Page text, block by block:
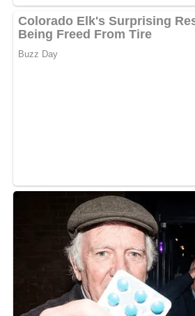
Brühe, 5 EL Mandarinensaft und
Erbsen zufügen, alles 5 Minuten
schälen, klein schneiden. Mit
der Soße erhitzen. Erdnüsse unter